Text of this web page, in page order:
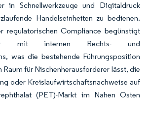
in Schnellwerkzeuge und Digitaldruck
Handelseinheiten zu bedienen.
regulatorischen Compliance begünstigt
mit internen Rechts- und
was die bestehende Führungsposition
Raum für Nischenherausforderer lässt, die
oder Kreislaufwirtschaftsnachweise auf
(PET)-Markt im Nahen Osten